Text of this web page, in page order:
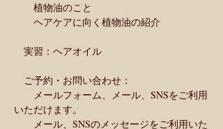
植物油のこと
ヘアケアに向く植物油の紹介
実習：ヘアオイル
ご予約・お問い合わせ：
メールフォーム、メール、SNSをご利用
いただけます。
メール、SNSのメッセージをご利用いた